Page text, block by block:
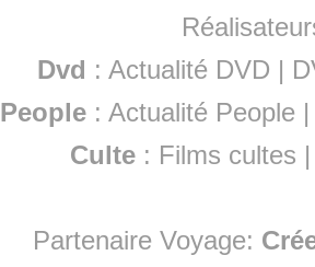
Dvd : Actualité DVD |
People :Actualité People
Culte : Films cultes
Partenaire Voyage: